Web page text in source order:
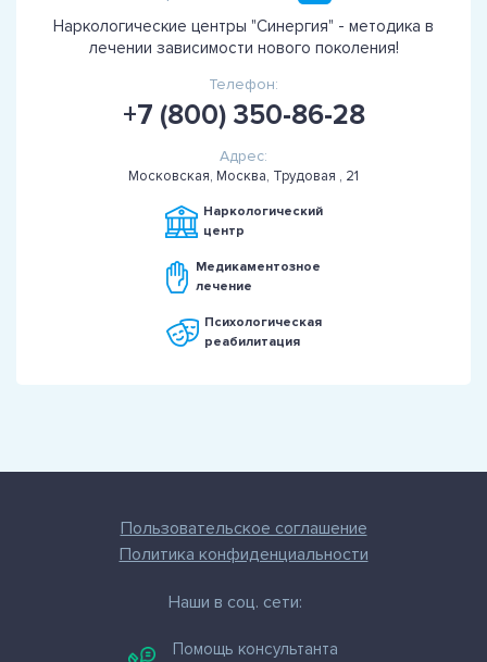
Наркологические центры "Синергия" - методика в
лечении зависимости нового поколения!
Телефон:
+7 (800) 350-86-28
Адрес:
Московская, Москва, Трудовая , 21
Наркологический
центр
Медикаментозное
лечение
Психологическая
реабилитация
Пользовательское соглашение
Политика конфиденциальности
Наши в соц. сети:
Помощь консультанта